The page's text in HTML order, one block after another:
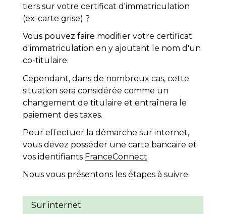
tiers sur votre certificat d'immatriculation
(ex-carte grise) ?
Vous pouvez faire modifier votre certificat
d'immatriculation en y ajoutant le nom d'un
co-titulaire.
Cependant, dans de nombreux cas, cette
situation sera considérée comme un
changement de titulaire et entraînera le
paiement des taxes.
Pour effectuer la démarche sur internet,
vous devez posséder une carte bancaire et
vos identifiants FranceConnect.
Nous vous présentons les étapes à suivre.
Sur internet